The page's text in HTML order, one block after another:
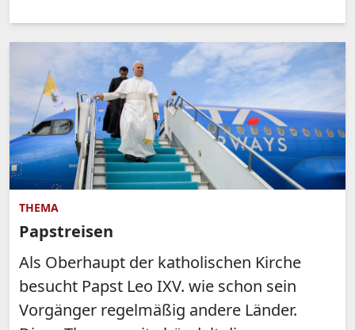
THEMA
Papstreisen
Als Oberhaupt der katholischen Kirche
besucht Papst Leo IXV. wie schon sein
Vorgänger regelmäßig andere Länder.